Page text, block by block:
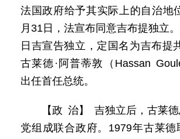
法国政府给予其实际上的自治地
月31日，法宣布同意吉布提独立
日吉宣告独立，定国名为吉布提
古莱德·阿普蒂敦（Hassan
出任首任总统。
【政 治】 吉独立后，古莱
党组成联合政府。1979年古莱德